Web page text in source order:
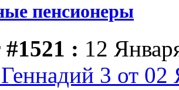
пенсионеры
: 12
3 от